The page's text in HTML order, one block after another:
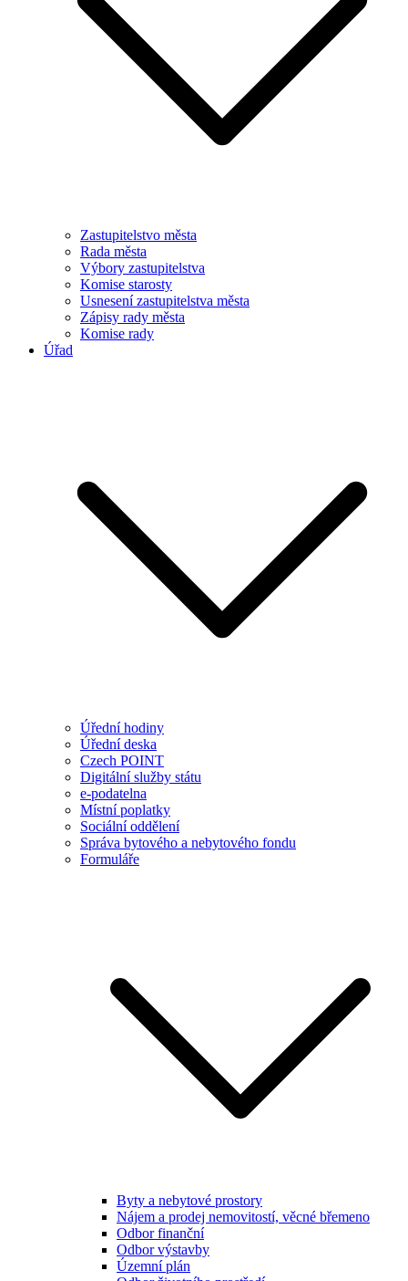
Zastupitelstvo města
Rada města
Výbory zastupitelstva
Komise starosty
Usnesení zastupitelstva města
Zápisy rady města
Komise rady
Úřad
Úřední hodiny
Úřední deska
Czech POINT
Digitální služby státu
e-podatelna
Místní poplatky
Sociální oddělení
Správa bytového a nebytového fondu
Formuláře
Byty a nebytové prostory
Nájem a prodej nemovitostí, věcné břemeno
Odbor finanční
Odbor výstavby
Územní plán